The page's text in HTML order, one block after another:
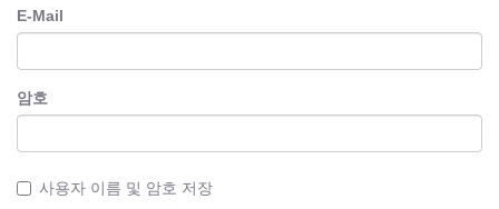
E-Mail
암호
사용자 이름 및 암호 저장